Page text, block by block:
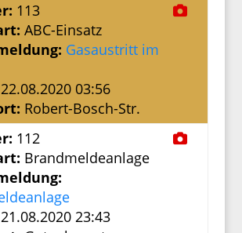
113
ABC-Einsatz
Gasaustritt im
22.08.2020 03:56
Robert-Bosch-Str.
112
Brandmeldeanlage
21.08.2020 23:43